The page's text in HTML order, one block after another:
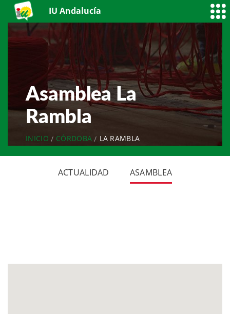
IU Andalucía
Asamblea La
Rambla
INICIO CÓRDOBA LA RAMBLA
ACTUALIDAD ASAMBLEA